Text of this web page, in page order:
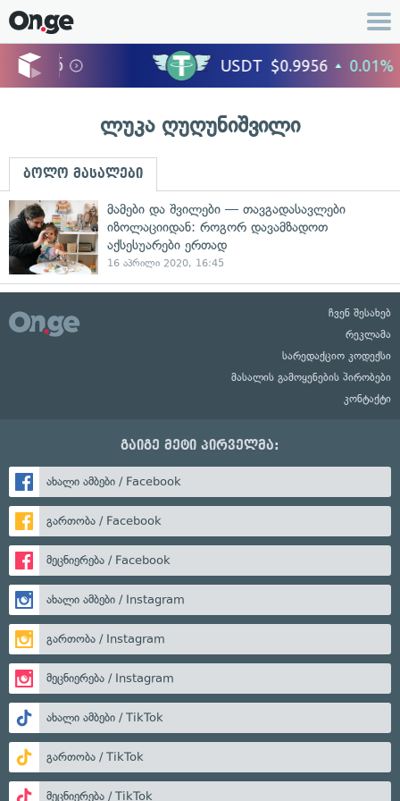
ლუკა ღუღუნიშვილი
ბოლო მასალები
მამები და შვილები — თავგადასავლები
იზოლაციიდან: როგორ დავამზადოთ
აქსესუარები ერთად
16 აპრილი 2020, 16:45
ჩვენ შესახებ
რეკლამა
სარედაქციო კოდექსი
მასალის გამოყენების პირობები
კონტაქტი
გაიგე მეტი პირველმა:
ახალი ამბები / Facebook
გართობა / Facebook
მეცნიერება / Facebook
ახალი ამბები / Instagram
გართობა / Instagram
მეცნიერება / Instagram
ახალი ამბები / TikTok
გართობა / TikTok
მეცნიერება / TikTok